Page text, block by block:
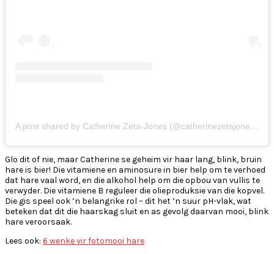
A post shared by Catherine Zeta-Jones (@catherinezetajones)
Glo dit of nie, maar Catherine se geheim vir haar lang, blink, bruin
hare is bier! Die vitamiene en aminosure in bier help om te verhoed
dat hare vaal word, en die alkohol help om die opbou van vullis te
verwyder. Die vitamiene B reguleer die olieproduksie van die kopvel.
Die gis speel ook ’n belangrike rol – dit het ’n suur pH-vlak, wat
beteken dat dit die haarskag sluit en as gevolg daarvan mooi, blink
hare veroorsaak.
Lees ook: 6 wenke vir fotomooi hare